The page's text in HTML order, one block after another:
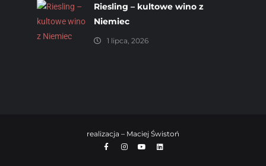
Riesling – kultowe wino z
Niemiec
1 lipca, 2026
realizacja – Maciej Świstoń